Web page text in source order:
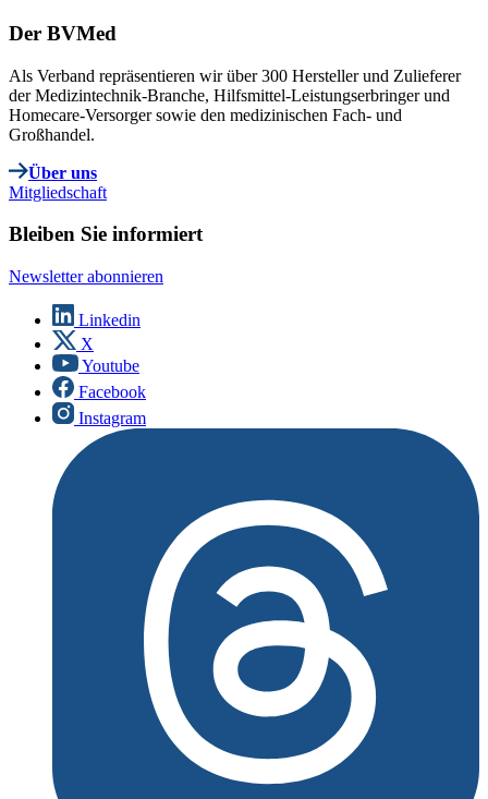
Der BVMed
Als Verband repräsentieren wir über 300 Hersteller und Zulieferer
der Medizintechnik-Branche, Hilfsmittel-Leistungserbringer und
Homecare-Versorger sowie den medizinischen Fach- und
Großhandel.
Über uns
Mitgliedschaft
Bleiben Sie informiert
Newsletter abonnieren
Linkedin
X
Youtube
Facebook
Instagram